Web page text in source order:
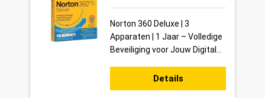
Norton 360 Deluxe | 3
Apparaten | 1 Jaar – Volledige
Beveiliging voor Jouw Digitale
bescherm je tot 3 apparaten
tegelijk ...
Details